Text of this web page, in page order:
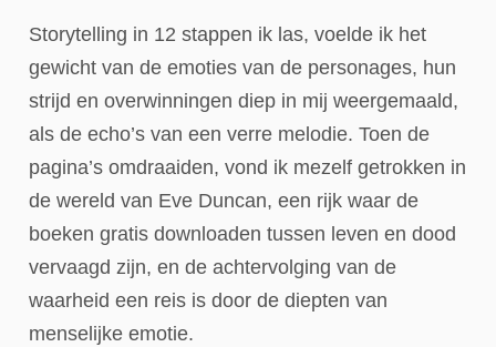
Storytelling in 12 stappen ik las, voelde ik het
gewicht van de emoties van de personages, hun
strijd en overwinningen diep in mij weergemaald,
als de echo’s van een verre melodie. Toen de
pagina’s omdraaiden, vond ik mezelf getrokken in
de wereld van Eve Duncan, een rijk waar de
boeken gratis downloaden tussen leven en dood
vervaagd zijn, en de achtervolging van de
waarheid een reis is door de diepten van
menselijke emotie.